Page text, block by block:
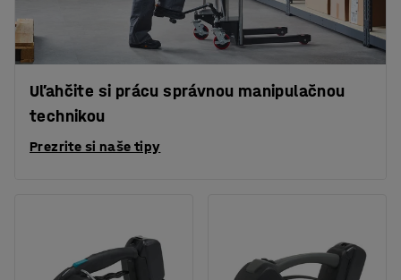
Uľahčite si prácu správnou manipulačnou
technikou
Prezrite si naše tipy